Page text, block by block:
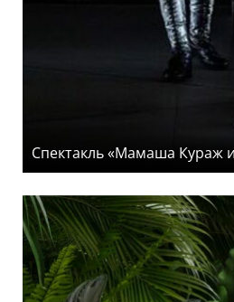
Спектакль «Мамаша Кураж